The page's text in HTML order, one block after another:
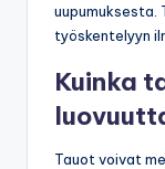
uupumuksesta.
työskentelyyn
Kuinka
Tauot voivat